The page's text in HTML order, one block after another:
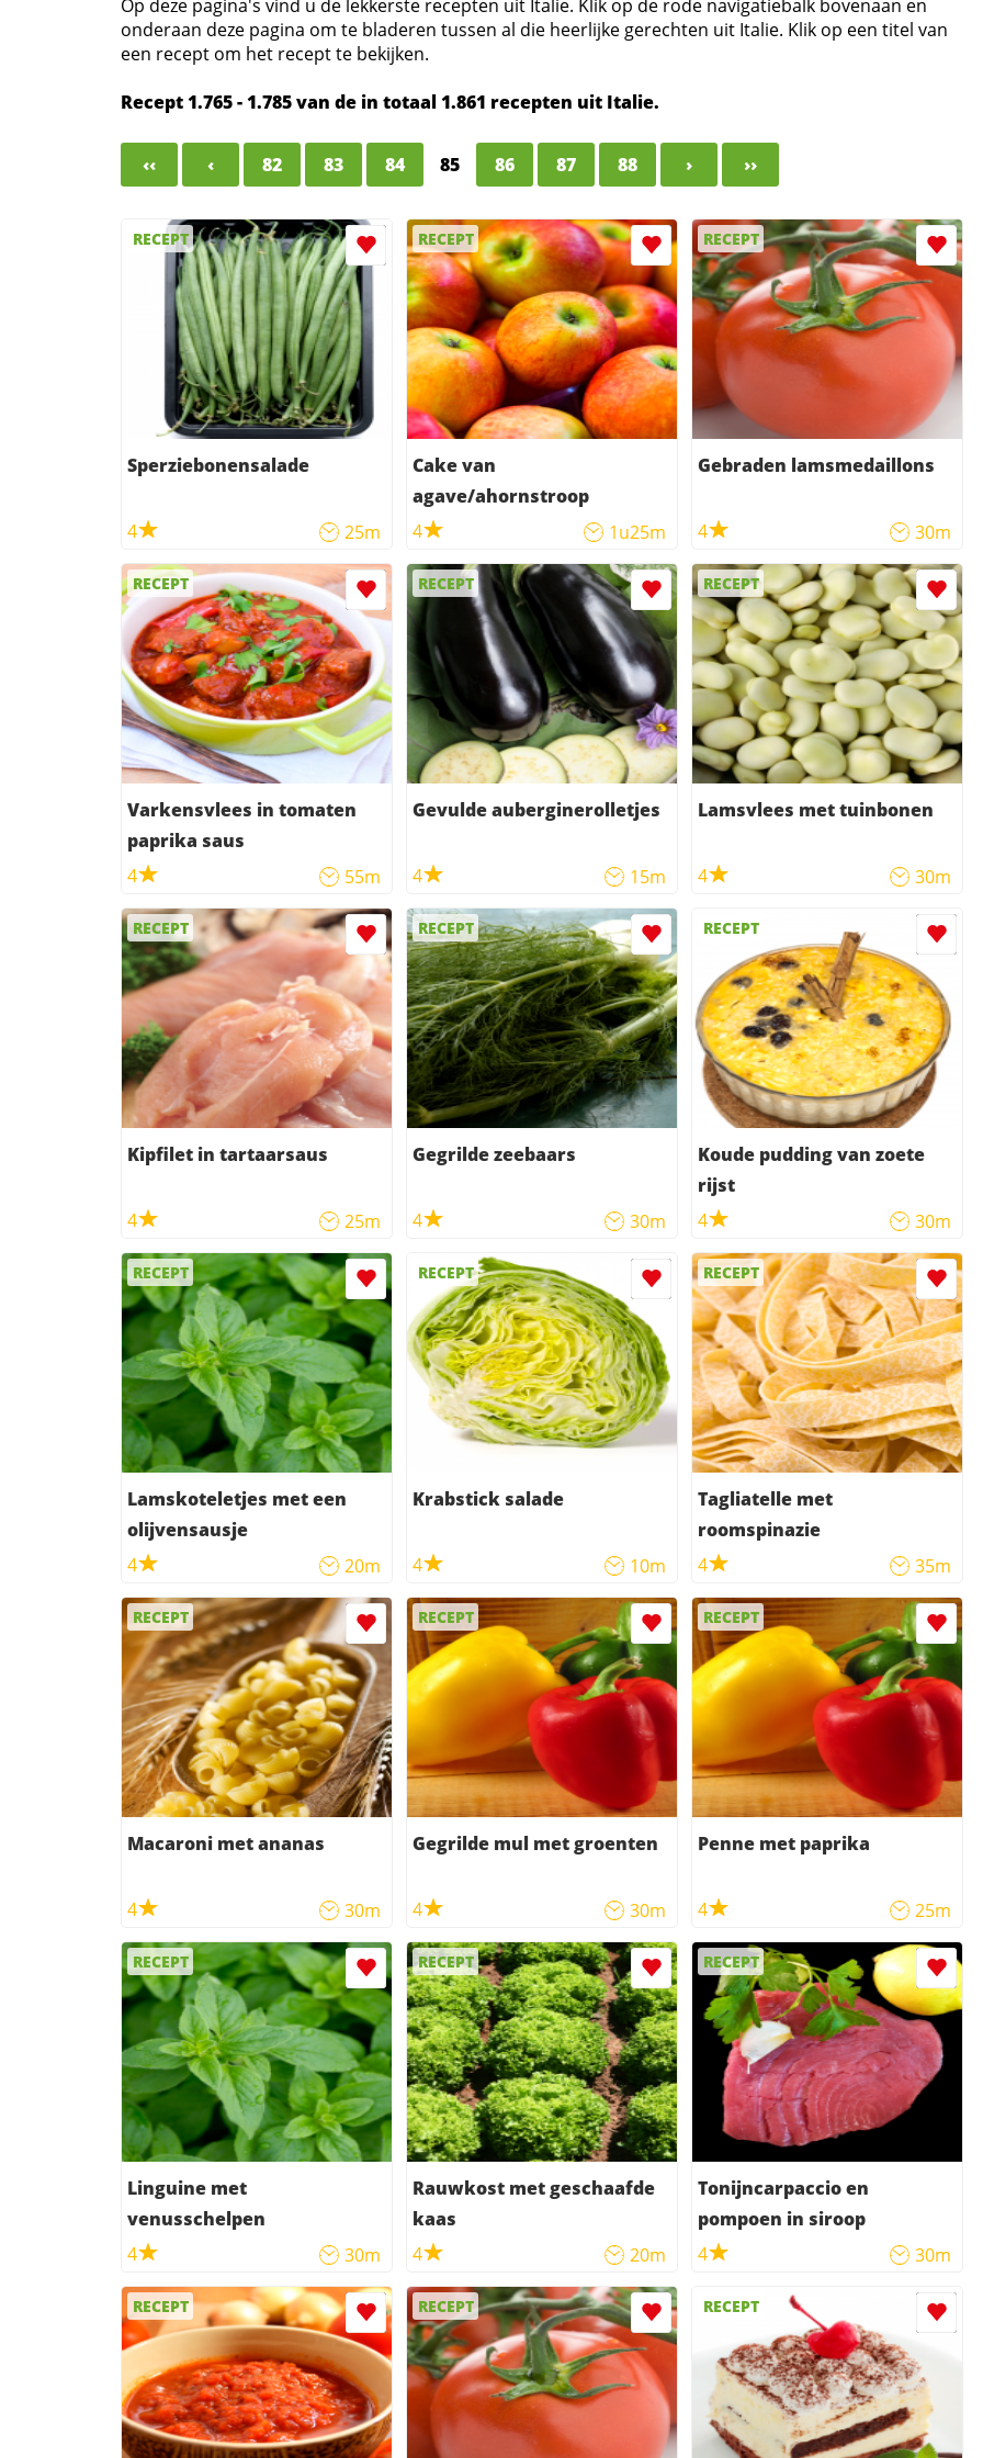
Op deze pagina's vind u de lekkerste recepten uit Italie. Klik op de rode navigatiebalk bovenaan en
onderaan deze pagina om te bladeren tussen al die heerlijke gerechten uit Italie. Klik op een titel van
een recept om het recept te bekijken.
Recept 1.765 - 1.785 van de in totaal 1.861 recepten uit Italie.
‹‹ ‹ 82 83 84 85 86 87 88 › ››
RECEPT
Sperziebonensalade
4 25m
RECEPT
Cake van
agave/ahornstroop
4
1u25m
RECEPT
Gebraden lamsmedaillons
4 30m
RECEPT
Varkensvlees in tomaten
paprika saus
4
55m
RECEPT
Gevulde auberginerolletjes
4 15m
RECEPT
Lamsvlees met tuinbonen
4 30m
RECEPT
Kipfilet in tartaarsaus
4 25m
RECEPT
Gegrilde zeebaars
4 30m
RECEPT
Koude pudding van zoete
rijst
4
30m
RECEPT
Lamskoteletjes met een
olijvensausje
4
20m
RECEPT
Krabstick salade
4 10m
RECEPT
Tagliatelle met
roomspinazie
4
35m
RECEPT
Macaroni met ananas
4 30m
RECEPT
Gegrilde mul met groenten
4 30m
RECEPT
Penne met paprika
4 25m
RECEPT
Linguine met
venusschelpen
4
30m
RECEPT
Rauwkost met geschaafde
kaas
4
20m
RECEPT
Tonijncarpaccio en
pompoen in siroop
4
30m
RECEPT RECEPT RECEPT